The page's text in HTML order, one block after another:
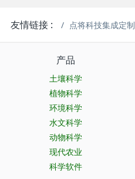
友情链接 : 点将科技集成定制
产品
土壤科学
植物科学
环境科学
水文科学
动物科学
现代农业
科学软件